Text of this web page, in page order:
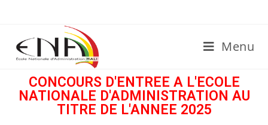
Menu
CONCOURS D'ENTREE A L'ECOLE
NATIONALE D'ADMINISTRATION AU
TITRE DE L'ANNEE 2025